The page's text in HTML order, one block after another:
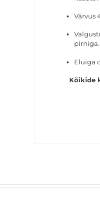
Värvus
pirniga.
Eluiga
Kõikide